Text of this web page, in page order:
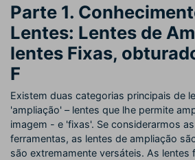
Parte 1.
Lentes: Lentes de
lentes Fixas,
F
Existem duas categorias principais de
'ampliação' – lentes que lhe permite
imagem - e 'fixas'. Se considerarmos
ferramentas, as lentes de ampliação
são extremamente versáteis. As lentes